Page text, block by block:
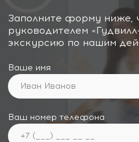
Заполните форму ниже,
руководителем
экскурсию по нашим
Ваше имя
Ваш номер телефона